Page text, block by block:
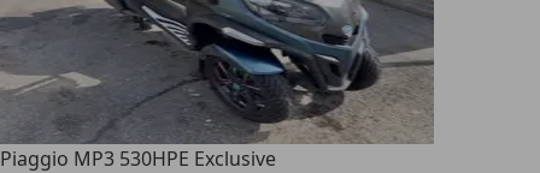
Piaggio MP3 530HPE Exclusive